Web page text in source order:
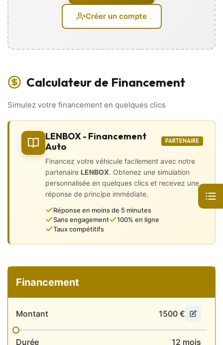
• Jantes aluminium
• Feux de jour LED
• Rétroviseurs électriques
• Vitres arrière surteintées
• Lunette arrière dégivrante
• Peinture métallisée
Intérieur
• 4 vitres électriques
• Climatisation
• GPS avec écran tactile
• Ordinateur de bord
• Régulateur et limiteur de vitesse
• Volant multifonction
• Direction assistée
• Prise USB / auxiliaire
• Configuration 5 places
• ABS et ESP
• Aide au démarrage en côte
• Verrouillage centralisé
💼 Services disponibles:
🔹 Extension de garanties mécaniques de 3 à 36 mois
🔹 Livraison à domicile possible
Créer un compte
Calculateur de Financement
Simulez votre financement en quelques clics
LENBOX - Financement
Auto
PARTENAIRE
Financez votre véhicule facilement avec notre
partenaire LENBOX. Obtenez une simulation
personnalisée en quelques clics et recevez une
réponse de principe immédiate.
Réponse en moins de 5 minutes
Sans engagement
100% en ligne
Taux compétitifs
Financement
Montant 1500 €
Durée 12 mois